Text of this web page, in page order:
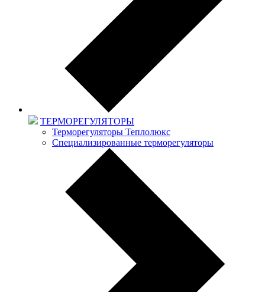
ТЕРМОРЕГУЛЯТОРЫ
Терморегуляторы Теплолюкс
Специализированные терморегуляторы